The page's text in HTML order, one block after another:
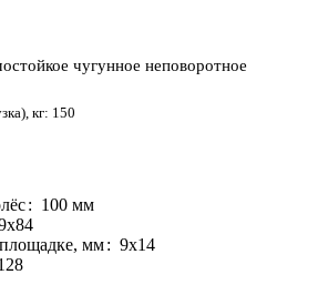
чугунное неповоротное
кг: 150
: 100 мм
площадке, мм: 9х14